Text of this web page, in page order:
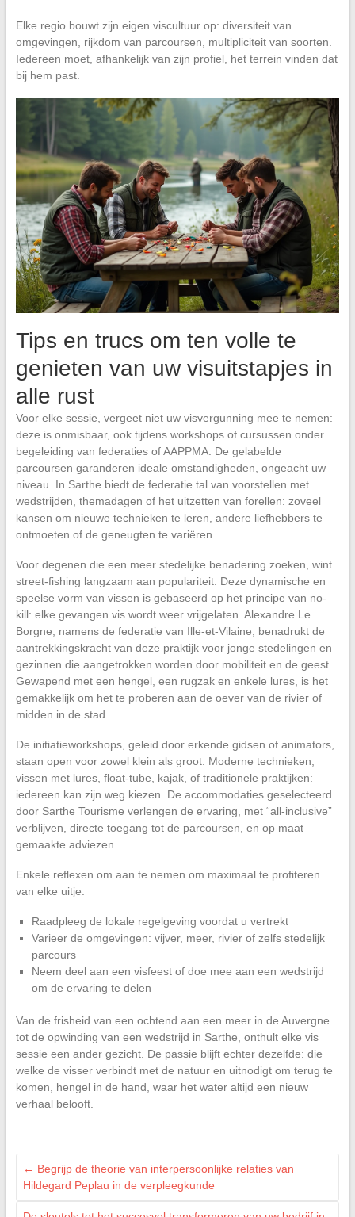
Elke regio bouwt zijn eigen viscultuur op: diversiteit van
omgevingen, rijkdom van parcoursen, multipliciteit van soorten.
Iedereen moet, afhankelijk van zijn profiel, het terrein vinden dat
bij hem past.
Tips en trucs om ten volle te
genieten van uw visuitstapjes in
alle rust
Voor elke sessie, vergeet niet uw visvergunning mee te nemen:
deze is onmisbaar, ook tijdens workshops of cursussen onder
begeleiding van federaties of AAPPMA. De gelabelde
parcoursen garanderen ideale omstandigheden, ongeacht uw
niveau. In Sarthe biedt de federatie tal van voorstellen met
wedstrijden, themadagen of het uitzetten van forellen: zoveel
kansen om nieuwe technieken te leren, andere liefhebbers te
ontmoeten of de geneugten te variëren.
Voor degenen die een meer stedelijke benadering zoeken, wint
street-fishing langzaam aan populariteit. Deze dynamische en
speelse vorm van vissen is gebaseerd op het principe van no-
kill: elke gevangen vis wordt weer vrijgelaten. Alexandre Le
Borgne, namens de federatie van Ille-et-Vilaine, benadrukt de
aantrekkingskracht van deze praktijk voor jonge stedelingen en
gezinnen die aangetrokken worden door mobiliteit en de geest.
Gewapend met een hengel, een rugzak en enkele lures, is het
gemakkelijk om het te proberen aan de oever van de rivier of
midden in de stad.
De initiatieworkshops, geleid door erkende gidsen of animators,
staan open voor zowel klein als groot. Moderne technieken,
vissen met lures, float-tube, kajak, of traditionele praktijken:
iedereen kan zijn weg kiezen. De accommodaties geselecteerd
door Sarthe Tourisme verlengen de ervaring, met “all-inclusive”
verblijven, directe toegang tot de parcoursen, en op maat
gemaakte adviezen.
Enkele reflexen om aan te nemen om maximaal te profiteren
van elke uitje:
Raadpleeg de lokale regelgeving voordat u vertrekt
Varieer de omgevingen: vijver, meer, rivier of zelfs stedelijk
parcours
Neem deel aan een visfeest of doe mee aan een wedstrijd
om de ervaring te delen
Van de frisheid van een ochtend aan een meer in de Auvergne
tot de opwinding van een wedstrijd in Sarthe, onthult elke vis
sessie een ander gezicht. De passie blijft echter dezelfde: die
welke de visser verbindt met de natuur en uitnodigt om terug te
komen, hengel in de hand, waar het water altijd een nieuw
verhaal belooft.
← Begrijp de theorie van interpersoonlijke relaties van
Hildegard Peplau in de verpleegkunde